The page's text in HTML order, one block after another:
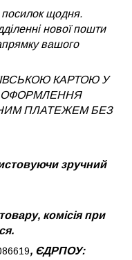
щодня.
нової пошти
вашого
КАРТОЮ У
ОФОРМЛЕННЯ
ПЛАТЕЖЕМБЕЗ
зручний
комісія при
, ЄДРПОУ: